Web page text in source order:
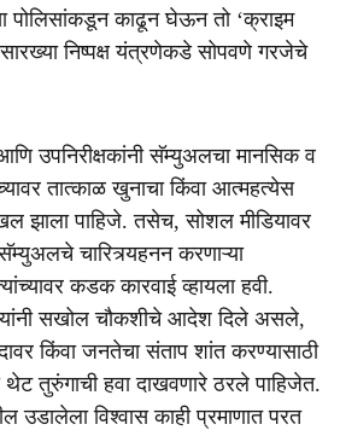
पोलिसांकडून काढून घेऊन तो ‘क्राइम
सारख्या निष्पक्ष यंत्रणेकडे सोपवणे गरजेचे
आणि उपनिरीक्षकांनी सॅम्युअलचा मानसिक व
तात्काळ खुनाचा किंवा आत्महत्येस
झाला पाहिजे. तसेच, सोशल मीडियावर
चारित्र्यहनन करणाऱ्या
कडक कारवाई व्हायला हवी.
यांनी सखोल चौकशीचे आदेश दिले असले,
किंवा जनतेचा संताप शांत करण्यासाठी
थेट तुरुंगाची हवा दाखवणारे ठरले पाहिजेत.
उडालेला विश्वास काही प्रमाणात परत